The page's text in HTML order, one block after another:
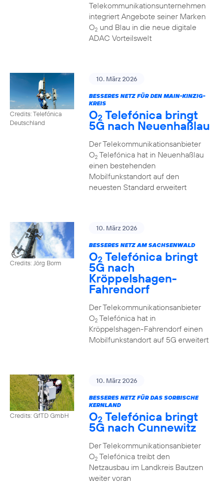
Telekommunikationsunternehmen
integriert Angebote seiner Marken
O2und Blau in die neue digitale
ADAC Vorteilswelt
Credits: Telefónica
Deutschland
10. März 2026
BESSERES NETZ FÜR DEN MAIN-KINZIG-
KREIS
O2 Telefónica bringt
5G nach Neuenhaßlau
Der Telekommunikationsanbieter
O2Telefónica hat in Neuenhaßlau
einen bestehenden
Mobilfunkstandort auf den
neuesten Standard erweitert
Credits: Jörg Borm
10. März 2026
BESSERES NETZ AM SACHSENWALD
O2 Telefónica bringt
5G nach
Kröppelshagen-
Fahrendorf
Der Telekommunikationsanbieter
O2Telefónica hat in
Kröppelshagen-Fahrendorf einen
Mobilfunkstandort auf 5G erweitert
Credits: GfTD GmbH
10. März 2026
BESSERES NETZ FÜR DAS SORBISCHE
KERNLAND
O2 Telefónica bringt
5G nach Cunnewitz
Der Telekommunikationsanbieter
O2Telefónica treibt den
Netzausbau im Landkreis Bautzen
weiter voran